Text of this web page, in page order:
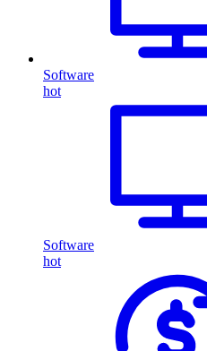
Software
hot
Software
hot